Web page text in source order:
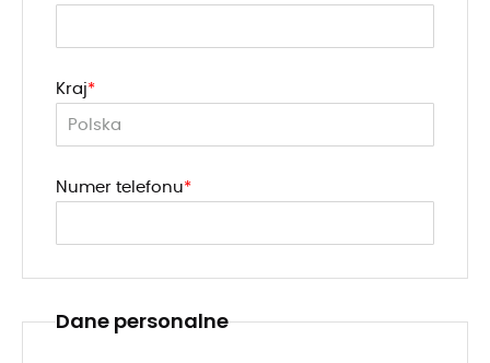
Kraj
Numer telefonu
Dane personalne